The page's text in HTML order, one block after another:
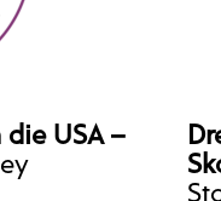
USA –